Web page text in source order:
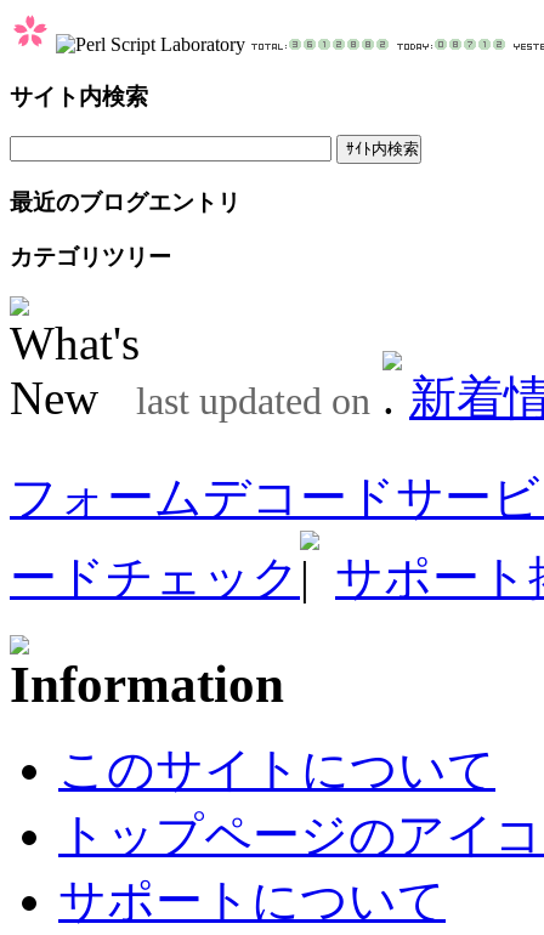
サイト内検索
最近のブログエントリ
カテゴリツリー
last updated on
新着
フォームデコードサー
ードチェック
サポート
このサイトについて
トップページのアイ
サポートについて